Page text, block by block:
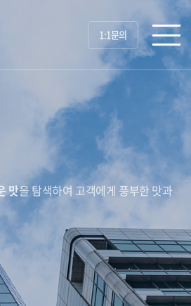
1:1문의
맛을 탐색하여 고객에게 풍부한 맛과